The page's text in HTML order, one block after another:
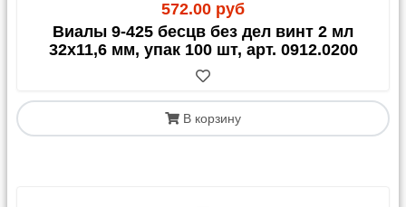
572.00 руб
Виалы 9-425 бесцв без дел винт 2 мл
32х11,6 мм, упак 100 шт, арт. 0912.0200
В корзину